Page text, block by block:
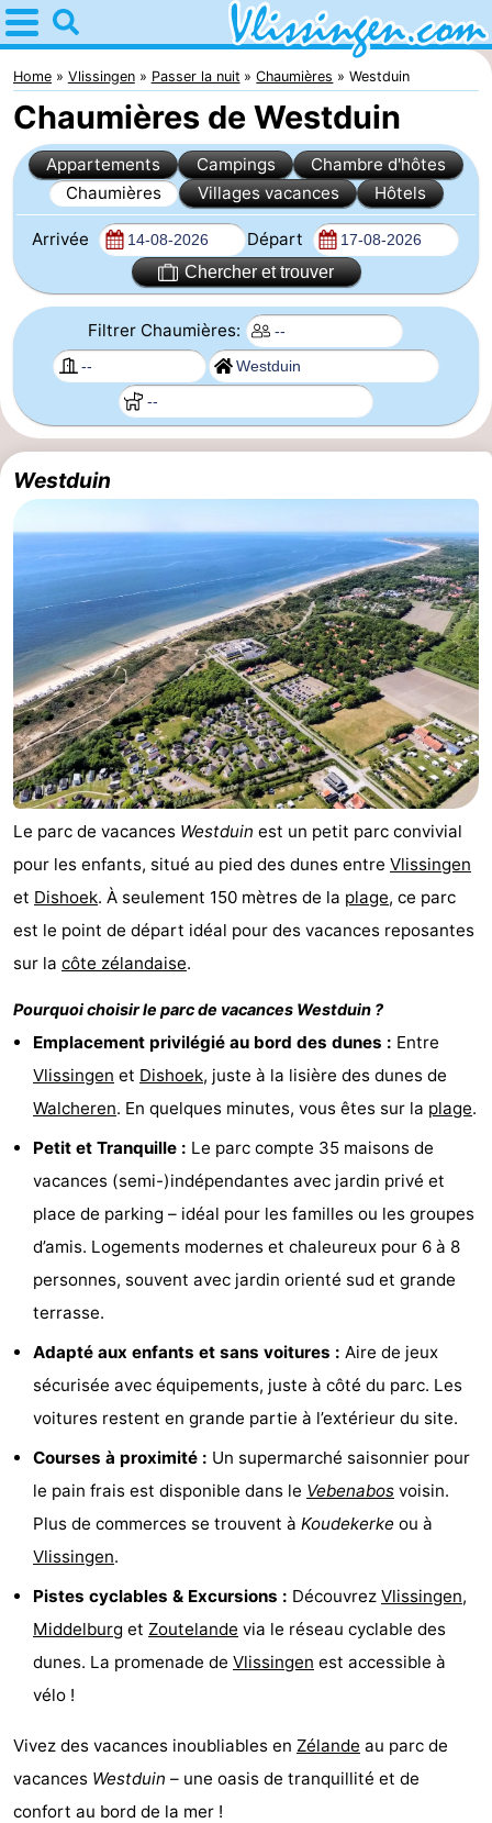
Home
Vlissingen
Astuces
Avec
les
enfants
Passer
la
nuit
Appartements
-
Martina
Campings
Chambre
d'hôtes
Chaumières
-
Duinzicht
Galgewei
-
Noordzee
Resort
Vlissingen
-
Strandpark
Zeeland
-
Vebenabos
-
Westduin
Hôtels
Last
Voir
et
faire
Lieux
d'intérêt
Musées
Monuments
Points
vue
Attractions
Terrains
de
jeux
Aires
de
jeux
-
Bowling
Centres
de
être
Villages
villes
Visites
guidées
Sports
Piscines
Faire
du
-
Randonnée
-
Home Vlissingen Passer la nuit Chaumières Westduin
Chaumières de Westduin
Appartements Campings
Chambre d'hôtes
Chaumières
Villages vacances Hôtels
Arrivée Départ
Chercher et trouver
Filtrer Chaumières:
Westduin
Le parc de vacances Westduin est un petit parc convivial
pour les enfants, situé au pied des dunes entre Vlissingen
et Dishoek. À seulement 150 mètres de la plage, ce parc
est le point de départ idéal pour des vacances reposantes
sur la côte zélandaise.
Pourquoi choisir le parc de vacances Westduin ?
Emplacement privilégié au bord des dunes : Entre
Vlissingen et Dishoek, juste à la lisière des dunes de
Walcheren. En quelques minutes, vous êtes sur la plage.
Petit et Tranquille : Le parc compte 35 maisons de
vacances (semi-)indépendantes avec jardin privé et
place de parking – idéal pour les familles ou les groupes
d’amis. Logements modernes et chaleureux pour 6 à 8
personnes, souvent avec jardin orienté sud et grande
terrasse.
Adapté aux enfants et sans voitures : Aire de jeux
sécurisée avec équipements, juste à côté du parc. Les
voitures restent en grande partie à l’extérieur du site.
Courses à proximité : Un supermarché saisonnier pour
le pain frais est disponible dans le Vebenabos voisin.
Plus de commerces se trouvent à Koudekerke ou à
Vlissingen.
Pistes cyclables & Excursions : Découvrez Vlissingen,
Middelburg et Zoutelande via le réseau cyclable des
dunes. La promenade de Vlissingen est accessible à
vélo !
Vivez des vacances inoubliables en Zélande au parc de
vacances Westduin – une oasis de tranquillité et de
confort au bord de la mer !